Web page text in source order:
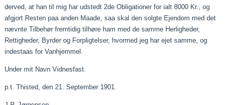
derved, at han til mig har udstedt 2de Obligationer forialt 8000 Kr., og
afgjort Restenpaa anden Maade ,saa skal den solgte Ejendom med det
nævnte Tilbehør fremtidig tilhøre ham med de samme Herligheder,
Rettigheder, Byrder og Forpligtelser, hvormed jeg har ejet samme, og
indestaas for Vanhjemmel.
Under mit NavnVidnesfast
p.t. Thisted, den 21.September 1901.